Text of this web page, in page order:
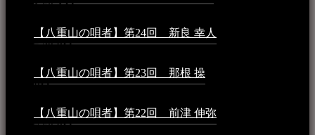
1:50 AM
【八重山の唄者】第24回 新良 幸人
5:29 PM
【八重山の唄者】第23回 那根 操
PM
【八重山の唄者】第22回 前津 伸弥
7:50 PM